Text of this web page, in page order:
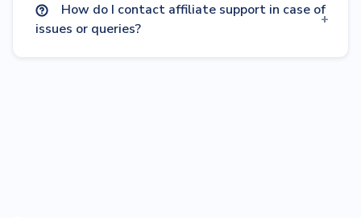
How do I contact affiliate support in case of
issues or queries?